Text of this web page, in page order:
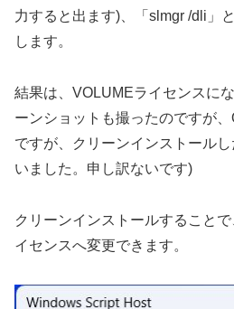
力すると出ます)、「slmgr /dli」
します。
結果は、VOLUMEライセンスに
ーンショットも撮ったのですが
ですが、クリーンインストール
いました。申し訳ないです)
クリーンインストールすること
イセンスへ変更できます。